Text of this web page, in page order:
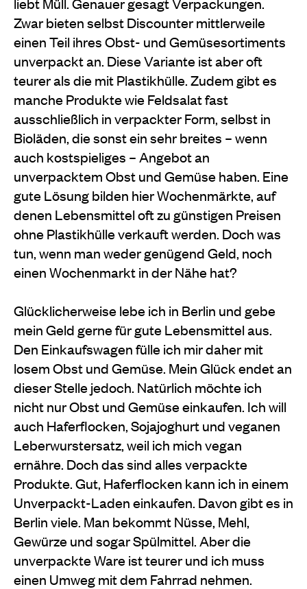
Zwar bieten selbst Discounter mittlerweile
einen Teil ihres Obst- und Gemüsesortiments
unverpackt an. Diese Variante ist aber oft
teurer als die mit Plastikhülle. Zudem gibt es
manche Produkte wie Feldsalat fast
ausschließlich in verpackter Form, selbst in
Bioläden, die sonst ein sehr breites – wenn
auch kostspieliges – Angebot an
unverpacktem Obst und Gemüse haben. Eine
gute Lösung bilden hier Wochenmärkte, auf
denen Lebensmittel oft zu günstigen Preisen
ohne Plastikhülle verkauft werden. Doch was
tun, wenn man weder genügend Geld, noch
einen Wochenmarkt in der Nähe hat?
Glücklicherweise lebe ich in Berlin und gebe
mein Geld gerne für gute Lebensmittel aus.
Den Einkaufswagen fülle ich mir daher mit
losem Obst und Gemüse. Mein Glück endet an
dieser Stelle jedoch. Natürlich möchte ich
nicht nur Obst und Gemüse einkaufen. Ich will
auch Haferflocken, Sojajoghurt und veganen
Leberwurstersatz, weil ich mich vegan
ernähre. Doch das sind alles verpackte
Produkte. Gut, Haferflocken kann ich in einem
Unverpackt-Laden einkaufen. Davon gibt es in
Berlin viele. Man bekommt Nüsse, Mehl,
Gewürze und sogar Spülmittel. Aber die
unverpackte Ware ist teurer und ich muss
einen Umweg mit dem Fahrrad nehmen.